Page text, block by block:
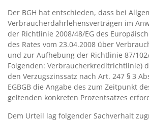
Der BGH hat entschieden, dass bei
Verbraucherdahrlehensverträgen im
der Richtlinie 2008/48/EG des
des Rates vom 23.04.2008 über
und zur Aufhebung der Richtlinie 87/
Folgenden: Verbraucherkreditrichtlinie)
den Verzugszinssatz nach Art. 247 § 3
EGBGB die Angabe des zum Zeitpunkt
geltenden konkreten Prozentsatzes
Dem Urteil lag folgender Sachverhalt